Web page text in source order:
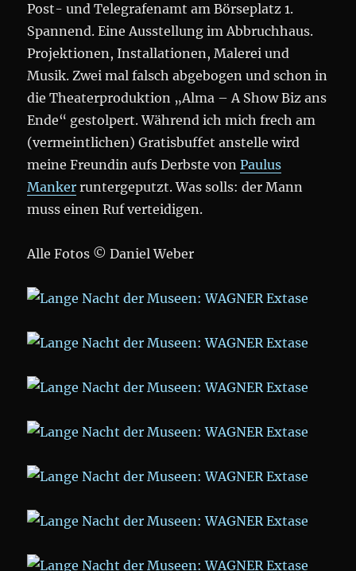
Post- und Telegrafenamt am Börseplatz 1.
Spannend. Eine Ausstellung im Abbruchhaus.
Projektionen, Installationen, Malerei und
Musik. Zwei mal falsch abgebogen und schon in
die Theaterproduktion „Alma – A Show Biz ans
Ende“ gestolpert. Während ich mich frech am
(vermeintlichen) Gratisbuffet anstelle wird
meine Freundin aufs Derbste vonPaulus
Manker runtergeputzt. Was solls: der Mann
muss einen Ruf verteidigen.
Alle Fotos © Daniel Weber